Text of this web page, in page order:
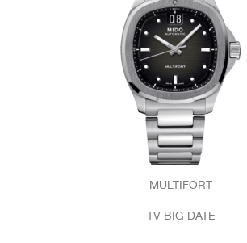
MULTIFORT
TV BIG DATE